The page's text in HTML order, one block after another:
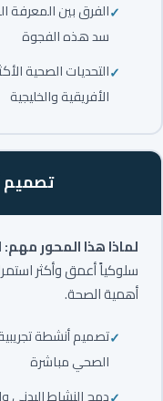
الفرق بين المعرفة
سد هذه الفجوة
التحديات الصحية
الأفريقية والخليجية
تصميم
لماذا هذا المحور مهم:
سلوكياً أعمق وأكثر
أهمية الصحة.
تصميم أنشطة
الصحي مباشرة
دمج النشاط البدني